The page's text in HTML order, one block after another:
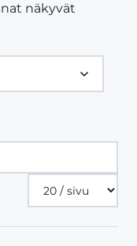
näkyvät
Tuotteita
sivulla